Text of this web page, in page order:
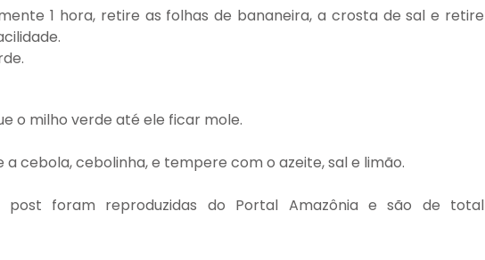
1 hora, retire as folhas de bananeira, a crosta de sal e retire
o milho verde até ele ficar mole.
cebola, cebolinha, e tempere com o azeite, sal e limão.
post foram reproduzidas do Portal Amazônia e são de total